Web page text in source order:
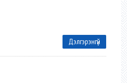
Дэлгэрэнгүй